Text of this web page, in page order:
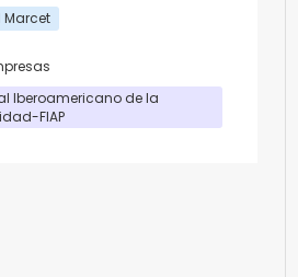
Marcet
Iberoamericano de la
FIAP